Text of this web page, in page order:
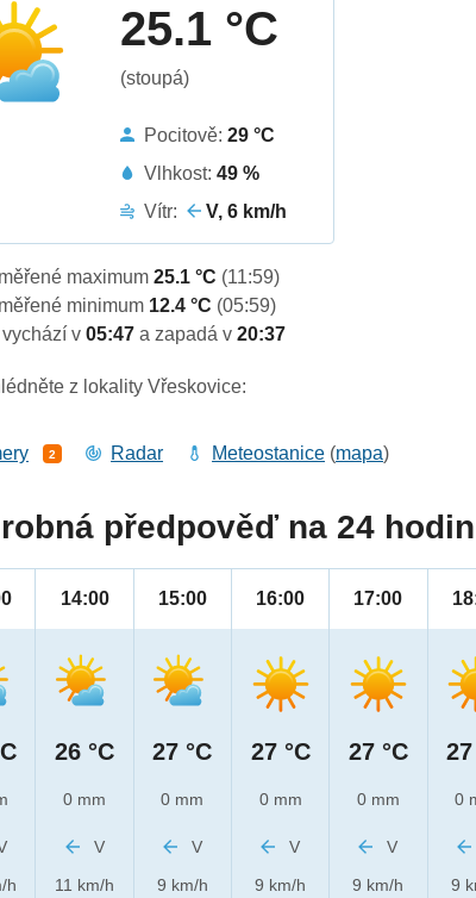
25.1 °C
(stoupá)
Pocitově:29 °C
Vlhkost:49 %
Vítr:
V, 6 km/h
maximum25.1 °C (11:59)
minimum 12.4 °C (05:59)
vychází v05:47a zapadá v20:37
z lokality Vřeskovice:
2 Radar Meteostanice (mapa)
předpověď na 24 hodin
h
14:00
26 °C
0 mm
V
11 km/h
15:00
27 °C
0 mm
V
9 km/h
16:00
27 °C
0 mm
V
9 km/h
17:00
27 °C
0 mm
V
9 km/h
27
0
9